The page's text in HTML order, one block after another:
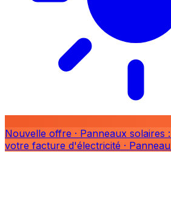
Nouvelle offre · Panneaux
votre facture d'électricité ·